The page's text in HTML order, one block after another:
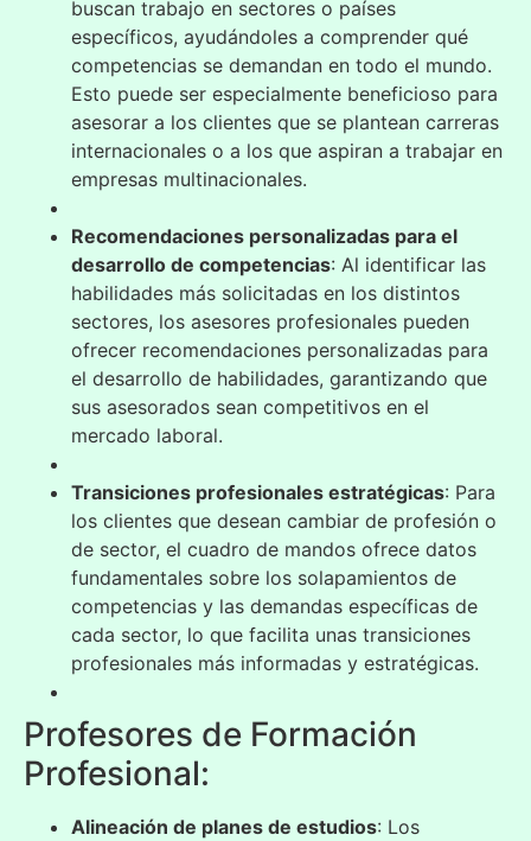
buscan trabajo en sectores o países
específicos, ayudándoles a comprender qué
competencias se demandan en todo el mundo.
Esto puede ser especialmente beneficioso para
asesorar a los clientes que se plantean carreras
internacionales o a los que aspiran a trabajar en
empresas multinacionales.
Recomendaciones personalizadas para el
desarrollo de competencias: Al identificar las
habilidades más solicitadas en los distintos
sectores, los asesores profesionales pueden
ofrecer recomendaciones personalizadas para
el desarrollo de habilidades, garantizando que
sus asesorados sean competitivos en el
mercado laboral.
Transiciones profesionales estratégicas: Para
los clientes que desean cambiar de profesión o
de sector, el cuadro de mandos ofrece datos
fundamentales sobre los solapamientos de
competencias y las demandas específicas de
cada sector, lo que facilita unas transiciones
profesionales más informadas y estratégicas.
Profesores de Formación
Profesional:
Alineación de planes de estudios: Los